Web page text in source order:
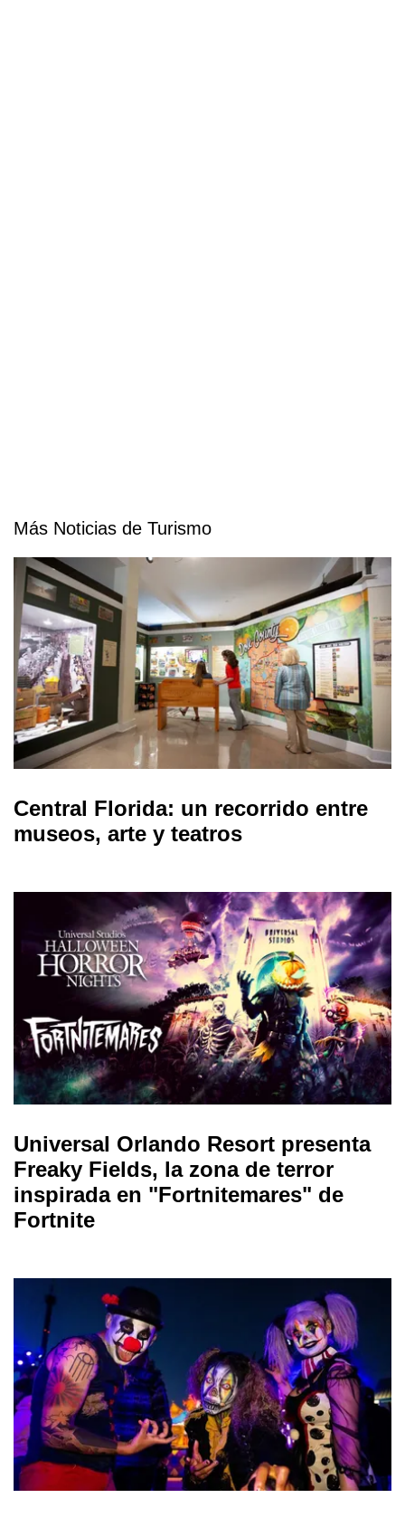
Más Noticias de Turismo
Central Florida: un recorrido entre
museos, arte y teatros
Universal Orlando Resort presenta
Freaky Fields, la zona de terror
inspirada en "Fortnitemares" de
Fortnite